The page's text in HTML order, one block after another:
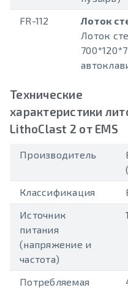
FR-112
Лоток
Лоток
Технические
характеристики
LithoClast 2 от EMS
Производитель
Классификация
Источник
питания
(напряжение и
частота)
Потребляемая